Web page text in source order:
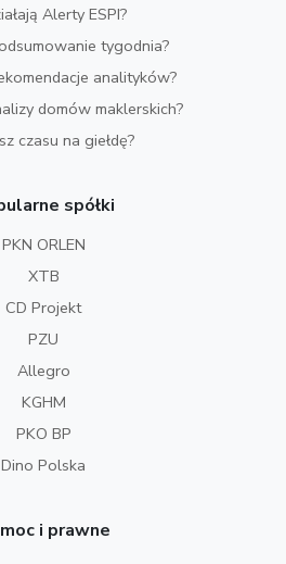
Alerty ESPI?
tygodnia?
analityków?
domów maklerskich?
czasu na giełdę?
spółki
PKN ORLEN
XTB
CD Projekt
PZU
Allegro
KGHM
PKO BP
Dino Polska
i prawne